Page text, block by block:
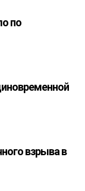
по
взрыва в